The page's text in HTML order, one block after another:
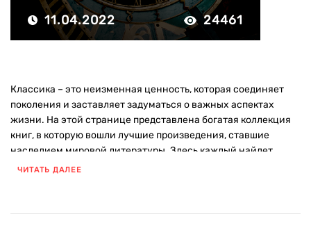
11.04.2022 24461
Классика – это неизменная ценность, которая соединяет
поколения и заставляет задуматься о важных аспектах
жизни. На этой странице представлена богатая коллекция
книг, в которую вошли лучшие произведения, ставшие
наследием мировой литературы. Здесь каждый найдет
книгупо душе – от философских размышлений до
ЧИТАТЬ ДАЛЕЕ